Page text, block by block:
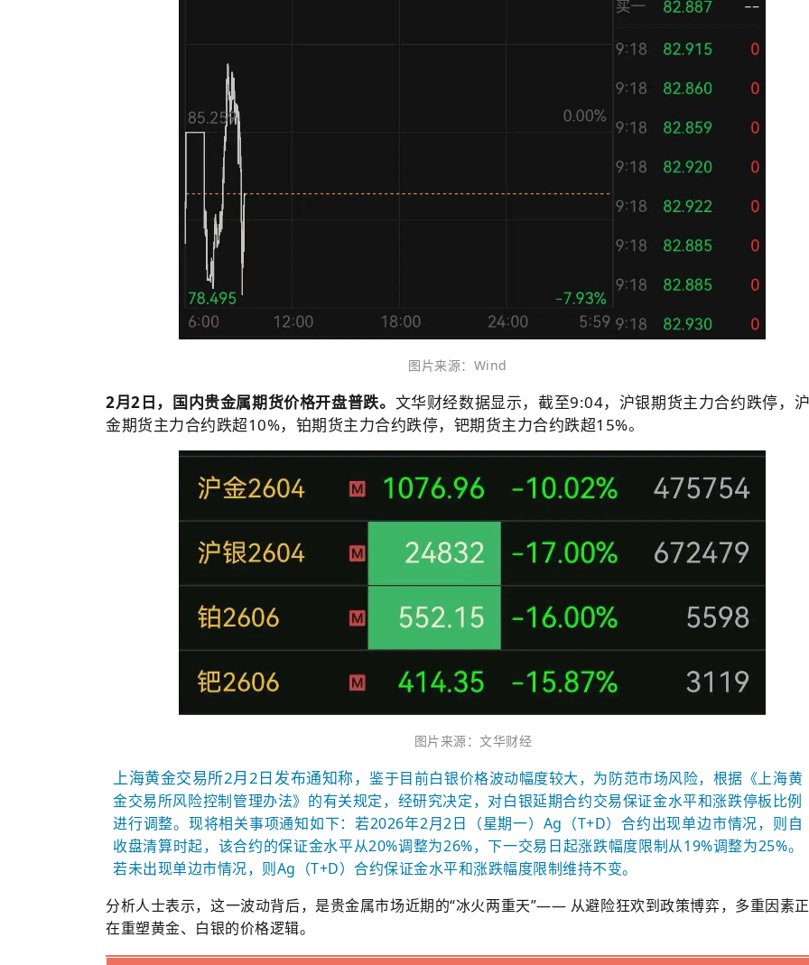
图片来源：Wind
2月2日，国内贵金属期货价格开盘普跌。 文华财经数据显示，截至9:04，沪银期货主力合约跌停，
金期货主力合约跌超10%，铂期货主力合约跌停，钯期货主力合约跌超15%。
图片来源：文华财经
上海黄金交易所2月2日发布通知称，鉴于目前白银价格波动幅度较大，为防范市场风险，根据《上海黄
金交易所风险控制管理办法》的有关规定，经研究决定，对白银延期合约交易保证金水平和涨跌停板比例
进行调整。现将相关事项通知如下：若2026年2月2日（星期一）Ag（T+D）合约出现单边市情况，则自
收盘清算时起，该合约的保证金水平从20%调整为26%，下一交易日起涨跌幅度限制从19%调整为25%。
若未出现单边市情况，则Ag（T+D）合约保证金水平和涨跌幅度限制维持不变。
分析人士表示，这一波动背后，是贵金属市场近期的“冰火两重天”—— 从避险狂欢到政策博弈，多重因素正
在重塑黄金、白银的价格逻辑。